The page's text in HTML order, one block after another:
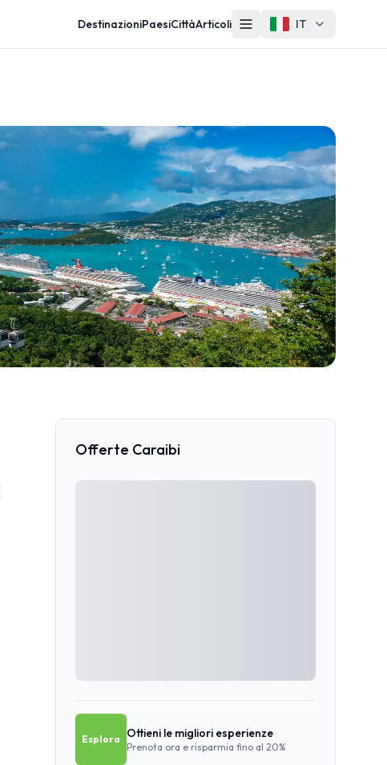
DestinazioniPaesiCittàArticoli IT
Offerte Caraibi
Esplora Ottieni le migliori esperienze
Prenota ora e risparmia fino al 20%